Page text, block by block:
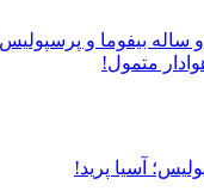
متمول!
آسیا پرید!